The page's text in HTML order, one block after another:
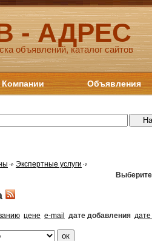
- АДРЕС
объявлений, каталог сайтов
Компании Объявления
Экспертные услуги
цене e-mail дате добавления